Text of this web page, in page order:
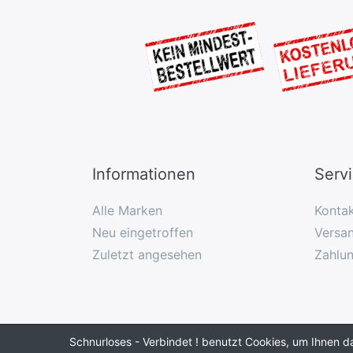
Informationen
Alle Marken
Neu eingetroffen
Zuletzt angesehen
Schnurloses - Verbindet ! benutzt Cookies, um Ihnen